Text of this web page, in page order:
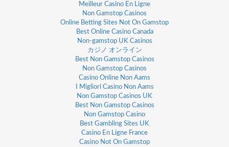
Meilleur Casino En Ligne
Non Gamstop Casinos
Online Betting Sites Not On Gamstop
Best Online Casino Canada
Non-gamstop UK Casinos
カジノ オンライン
Best Non Gamstop Casinos
Non Gamstop Casinos
Casino Online Non Aams
I Migliori Casino Non Aams
Non Gamstop Casinos UK
Best Non Gamstop Casinos
Non Gamstop Casino
Best Gambling Sites UK
Casino En Ligne France
Casino Not On Gamstop